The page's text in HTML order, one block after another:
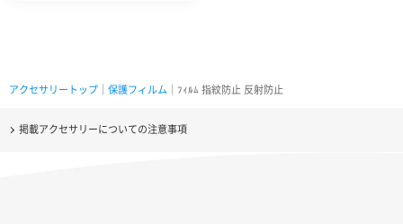
アクセサリートップ 保護フィルム ｜ﾌｨﾙﾑ 指紋防止 反射防止
掲載アクセサリーについての注意事項